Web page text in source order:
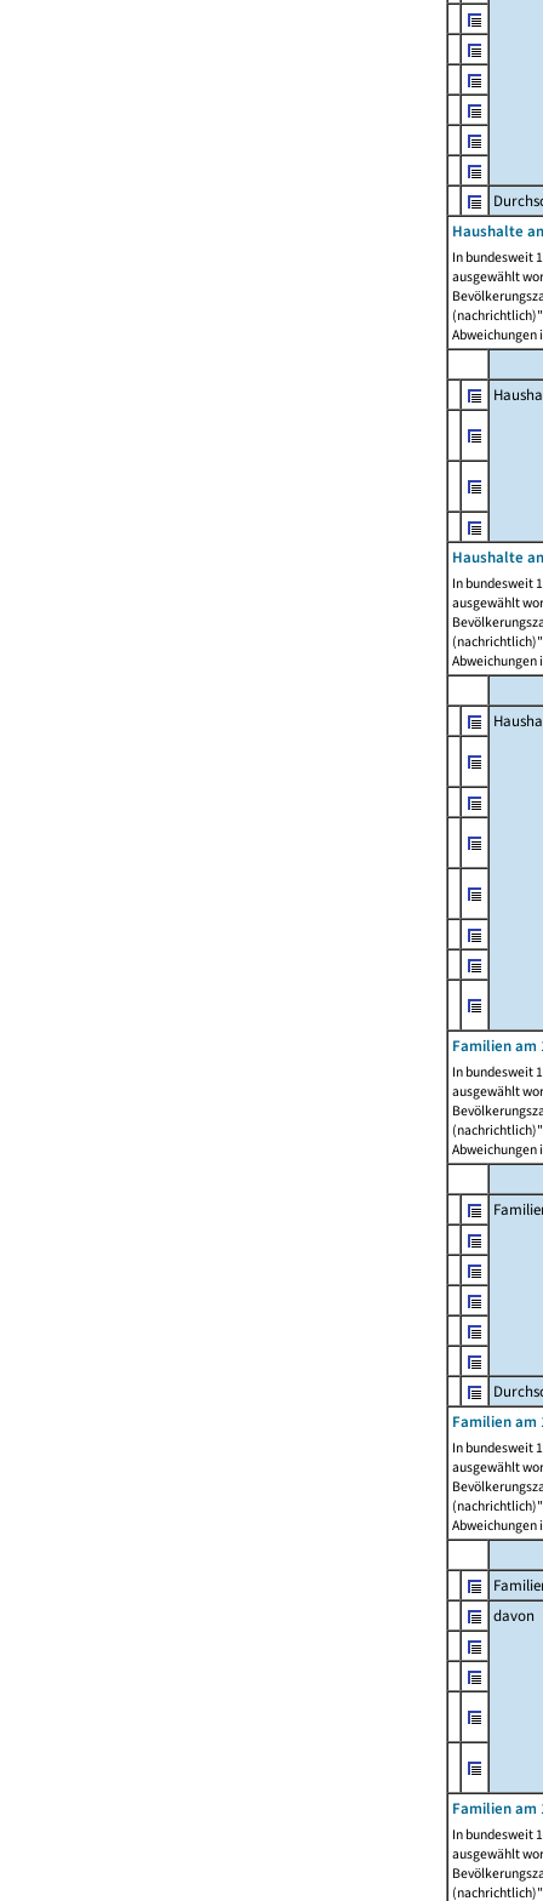
Haushalte
In bundesweit
ausgewählt
Abweichungen
Haushalte
In bundesweit
ausgewählt
Abweichungen
Familien am
In bundesweit
ausgewählt
Abweichungen
Familien am
In bundesweit
ausgewählt
Abweichungen
davon
Familien am
In bundesweit
ausgewählt